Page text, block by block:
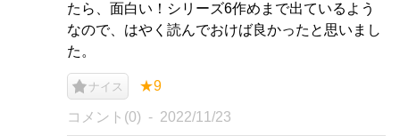
たら、面白い！シリーズ6作めまで出ているよう
なので、はやく読んでおけば良かったと思いまし
た。
ナイス ★9
コメント(0) 2022/11/23